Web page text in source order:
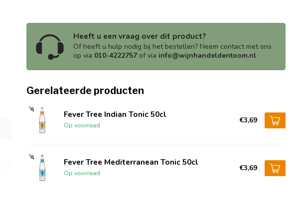
Heeft u een vraag over dit product?
Of heeft u hulp nodig bij het bestellen? Neem contact met ons
op via 010-4222757 of via info@wijnhandeldentoom.nl
Gerelateerde producten
Fever Tree Indian Tonic 50cl
Op voorraad
€3,69
Fever Tree Mediterranean Tonic 50cl
Op voorraad
€3,69